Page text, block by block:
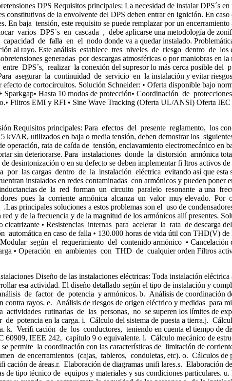
DPS Requisitos principales: La necesidad de instalar DPS´s
de la envolvente del DPS deben entrar en ignición. En
En baja tensión, este requisito se puede remplazar por un
varios DPS´s en cascada , debe aplicarse una metodología de
de falla en el nodo donde va a quedar instalado.
al rayo. Este análisis establece tres niveles de riesgo dentro de los
generadas por descargas atmosféricas o por maniobras
DPS´s, realizar la conexión del supresor lo más cerca posible del
asegurar la continuidad de servicio en la instalación y evitar
de cortocircuitos. Solución Schneider: • Oferta disponible bajo
Hasta 10 modos de protección• Coordinación de
Filtros EMI y RFI • Sine Wave Tracking (Oferta UL/ANSI) Oferta
Requisitos principales: Para efectos del presente reglamento, los
utilizados en baja o media tensión, deben demostrar los
rata de caída de tensión, enclavamiento electromecánico en
sin deteriorarse. Para instalaciones donde la distorsión
desintonización o en su defecto se deben implementar fi ltros activos
las cargas dentro de la instalación eléctrica evitando así que
instalados en redes contaminadas con armónicos y pueden poner
inductancias de la red forman un circuito paralelo resonante a una
pues la corriente armónica alcanza un valor muy elevado.
principales soluciones a estos problemas son el uso de
y de la frecuencia y de la magnitud de los armónicos allí presentes.
• Resistencias internas para acelerar la rata de descarga
en caso de falla • 130.000 horas de vida útil con THD(V)
según el requerimiento del contenido armónico • Cancelación
• Operación en ambientes con THD de cualquier orden Filtros
Diseño de las instalaciones eléctricas: Toda instalación
esa actividad. El diseño detallado según el tipo de instalación y
de factor de potencia y armónicos. b. Análisis de coordinación
rayos. e. Análisis de riesgos de origen eléctrico y medidas para
a actividades rutinarias de las personas, no se superen los límites de
potencia en la carga. i. Cálculo del sistema de puesta a tierra.j.
k. Verifi cación de los conductores, teniendo en cuenta el tiempo de
IEEE 242, capítulo 9 o equivalente. l. Cálculo mecánico de
permite la coordinación con las características de limitación de
de encerramientos (cajas, tableros, conduletas, etc). o. Cálculos de
de áreas.r. Elaboración de diagramas unifi lares.s. Elaboración
de tipo técnico de equipos y materiales y sus condiciones particulares.